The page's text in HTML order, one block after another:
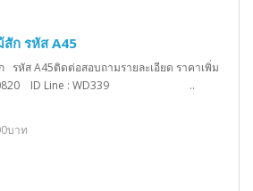
ก รหัส A45
รหัส A45ติดต่อสอบถามรายละเอียด ราคาเพิ่ม
4490820 ID Line : WD339 ..
บาท